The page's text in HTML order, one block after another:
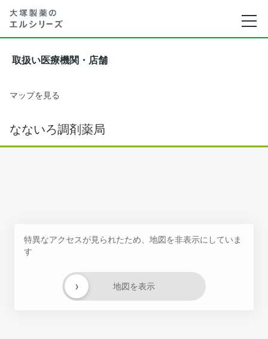
取扱い医療機関・店舗
マップを見る
なないろ調剤薬局
特異なアクセスが見られたため、地図を非表示にしていま
す
地図を表示
›